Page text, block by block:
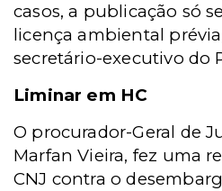
casos, a publicação só
licença ambiental
secretário-executivo do
Liminar em HC
O procurador-Geral de
Marfan Vieira, fez uma
CNJ contra o